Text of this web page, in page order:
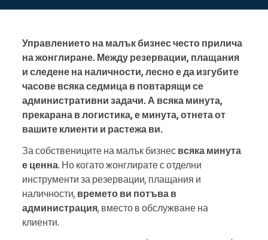
Управлението на малък бизнес често прилича
на жонглиране. Между резервации, плащания
и следене на наличности, лесно е да изгубите
часове всяка седмица в повтарящи се
административни задачи. А всяка минута,
прекарана в логистика, е минута, отнета от
вашите клиенти и растежа ви.
За собствениците на малък бизнес всяка минута
е ценна. Но когато жонглирате с отделни
инструменти за резервации, плащания и
наличности, времето ви потъва в
администрация, вместо в обслужване на
клиенти.